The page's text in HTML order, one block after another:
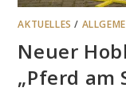
AKTUELLES /
Neuer
„Pferd am